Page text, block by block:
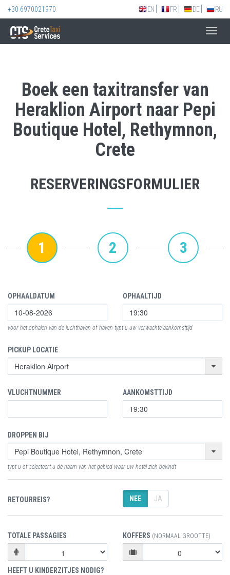
+30 6970021970 EN FR DE RU
Boek een taxitransfer van
Heraklion Airport naar Pepi
Boutique Hotel, Rethymnon,
Crete
RESERVERINGSFORMULIER
1 2 3
OPHAALDATUM OPHAALTIJD
voor het ophalen van de luchthaven of haven typt u uw verwachte aankomsttijd
PICKUP LOCATIE
VLUCHTNUMMER AANKOMSTTIJD
DROPPEN BIJ
typt u of selecteert u de naam van het gebied waar uw hotel zich bevindt
RETOURREIS? NEE JA
TOTALE PASSAGIES KOFFERS (NORMAAL GROOTTE)
HEEFT U KINDERZITJES NODIG?